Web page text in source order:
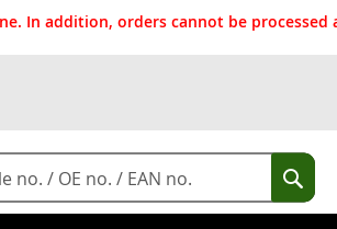
In addition, orders cannot be
Search